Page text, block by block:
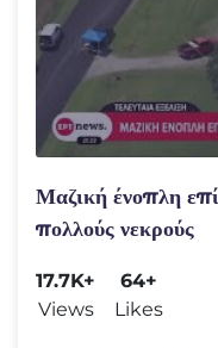
Μαζική ένοπλη
πολλούς νεκρούς
17.7K+
Views
64+
Likes